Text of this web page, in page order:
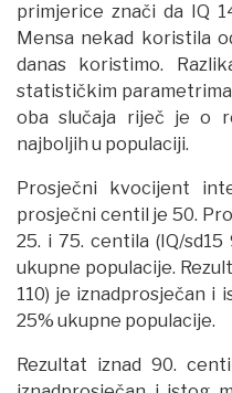
primjerice znači da IQ
Mensa nekad koristila
danas koristimo.
statističkim
oba slučaja riječ je o
najboljih u populaciji.
Prosječni kvocijent
prosječni centil je 50.
25. i 75. centila (IQ/
ukupne populacije.
110) je iznadprosječan i
25% ukupne populacije.
Rezultat iznad 90.